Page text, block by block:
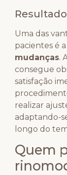
Uma das
pacientes é a
mudanças.
consegue
satisfação
realizar
adaptando-
longo do
Quem